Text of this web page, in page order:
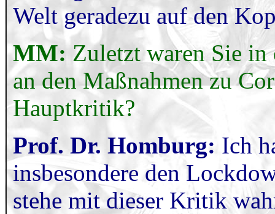
Welt geradezu auf den
MM: Zuletzt waren Sie
an den Maßnahmen zu
Hauptkritik?
Prof. Dr. Homburg: Ich
insbesondere den
stehe mit dieser Kritik